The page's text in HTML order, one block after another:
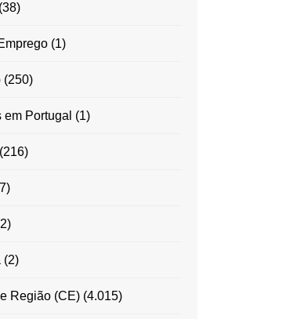
(38)
(1)
(250)
em Portugal (1)
(2)
Região (CE)(4.015)